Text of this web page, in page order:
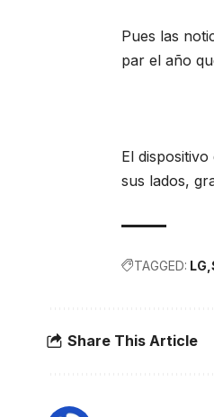
Pues las
par el año
El
sus lados,
TAGGED: LG
Share This Article